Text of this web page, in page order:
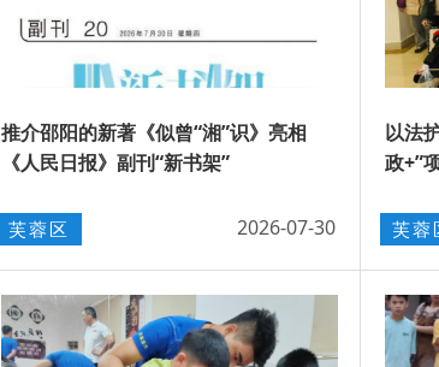
​推介邵阳的新著《似曾“湘”识》亮相
《人民日报》副刊“新书架”
芙蓉区 2026-07-30
以法
政+”
芙蓉